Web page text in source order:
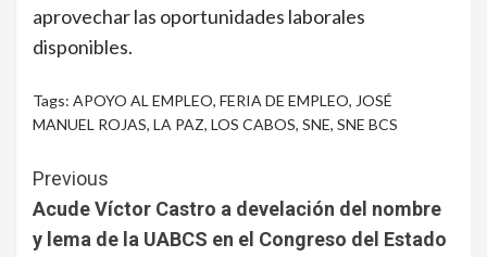
aprovechar las oportunidades laborales
disponibles.
Tags: APOYO AL EMPLEO, FERIA DE EMPLEO, JOSÉ
MANUEL ROJAS, LA PAZ, LOS CABOS, SNE, SNE BCS
Continue
Reading
Previous
Acude Víctor Castro a develación del nombre
y lema de la UABCS en el Congreso del Estado